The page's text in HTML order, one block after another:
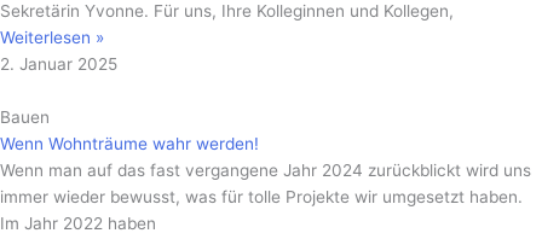
Sekretärin Yvonne. Für uns, Ihre Kolleginnen und Kollegen,
Weiterlesen »
2. Januar 2025
Bauen
Wenn Wohnträume wahr werden!
Wenn man auf das fast vergangene Jahr 2024 zurückblickt wird uns
immer wieder bewusst, was für tolle Projekte wir umgesetzt haben.
Im Jahr 2022 haben